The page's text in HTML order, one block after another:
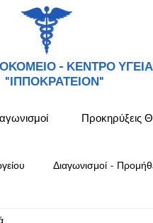
- ΚΕΝΤΡΟ
"ΙΠΠΟΚΡΑΤΕΙΟΝ"
Προκηρύξεις
Διαγωνισμοί -